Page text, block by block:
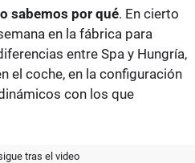
sabemos por qué. En cierto
en la fábrica para
entre Spa y Hungría,
el coche, en la configuración
con los que
tras el video